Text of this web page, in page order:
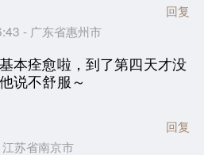
- 广东省惠州市
回复
本痊愈啦，到了第四天才没
说不舒服～
苏省南京市
回复